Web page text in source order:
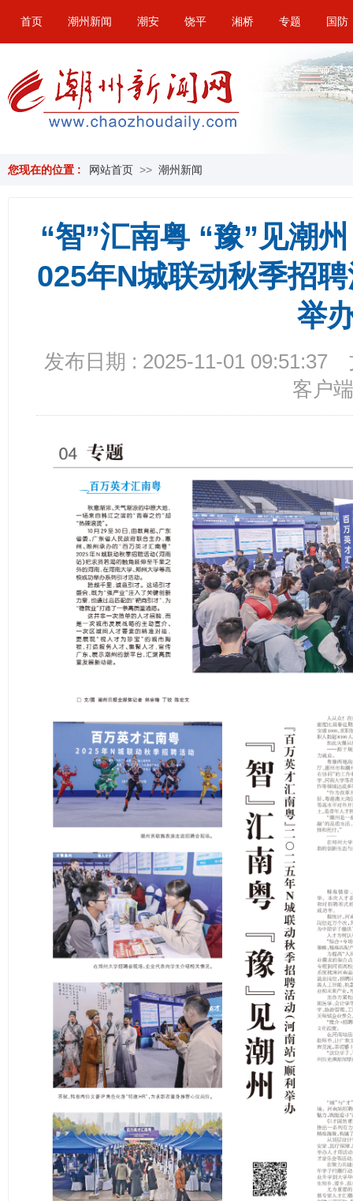
首页 潮州新闻 潮安 饶平 湘桥 专题 国防
您现在的位置 : 网站首页 >> 潮州新闻
“智”汇南粤 “豫”见潮
025年N城联动秋季招
举
发布日期 : 2025-11-01 09:51:37
客户端